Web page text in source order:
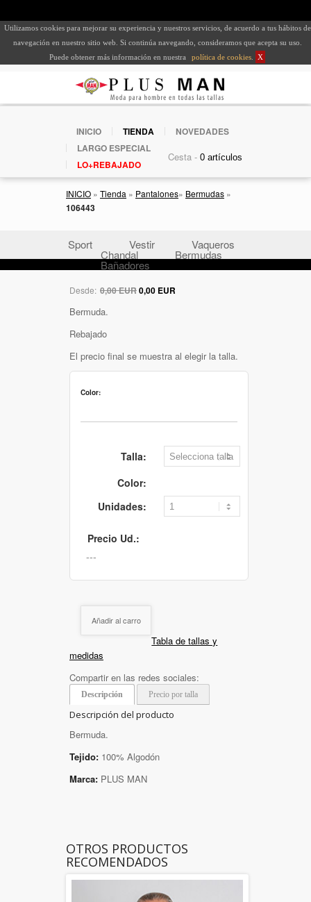
Utilizamos cookies para mejorar su experiencia y nuestros servicios, de acuerdo a tus hábitos de
navegación en nuestro sitio web. Si continúa navegando, consideramos que acepta su uso.
Puede obtener más información en nuestra
política de cookies X
INICIO TIENDA
NOVEDADES
LARGO ESPECIAL
LO+REBAJADO
Cesta -
INICIO » Tienda » Pantalones» Bermudas »
106443
Sport Vestir Vaqueros
Chandal Bermudas
Bañadores
Desde: 0,00 EUR0,00 EUR
Bermuda.
Rebajado
El precio final se muestra al elegir la talla.
Color:
Talla:
Color:
Unidades:
Precio Ud.:
Añadir al carro
Tabla de tallas y
medidas
Compartir en las redes sociales:
Descripción Precio por talla
Descripción del producto
Bermuda.
Tejido: 100% Algodón
Marca: PLUS MAN
OTROS PRODUCTOS
RECOMENDADOS